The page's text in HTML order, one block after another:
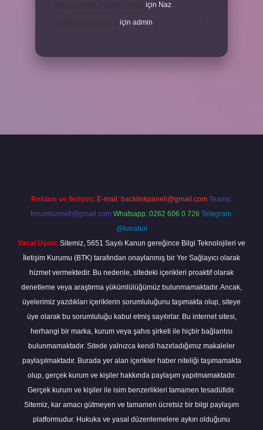
için Naz
için admin
Reklam ve İletişim: E-mail: backlinkpaneli@gmail.com Teams:
forumhizmeti@gmail.com Whatsapp: 0262 606 0 726 Telegram:
@karabul
Yasal Uyarı: Sitemiz, 5651 Sayılı Kanun gereğince Bilgi Teknolojileri ve
İletişim Kurumu (BTK) tarafından onaylanmış bir Yer Sağlayıcı olarak
hizmet vermektedir. Bu nedenle, sitedeki içerikleri proaktif olarak
denetleme veya araştırma yükümlülüğümüz bulunmamaktadır. Ancak,
üyelerimiz yazdıkları içeriklerin sorumluluğunu taşımakta olup, siteye
üye olarak bu sorumluluğu kabul etmiş sayılırlar. Bu internet sitesi,
herhangi bir marka, kurum veya şahıs şirketi ile hiçbir bağlantısı
bulunmamaktadır. Sitede yalnızca kendi hazırladığımız makaleler
paylaşılmaktadır. Burada yer alan içerikler haber niteliği taşımamakta
olup, gerçek kurum ve kişiler hakkında paylaşım yapılmamaktadır.
Gerçek kurum ve kişiler ile isim benzerlikleri tamamen tesadüfidir.
Sitemiz, kar amacı gütmeyen ve tamamen ücretsiz bir bilgi paylaşım
platformudur. Hukuka ve yasal düzenlemelere aykırı olduğunu